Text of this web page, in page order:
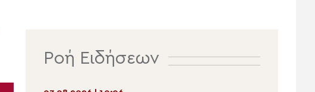
Ροή Ειδήσεων